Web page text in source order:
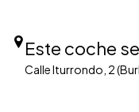
Este coche
Calle Iturrondo, 2